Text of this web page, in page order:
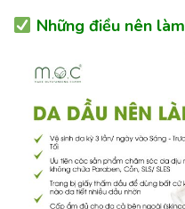
Những điều nên làm